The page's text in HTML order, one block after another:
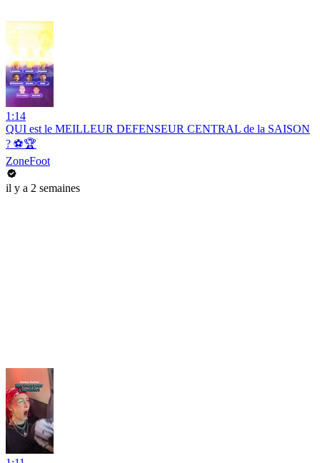
1:14
QUI est le MEILLEUR DEFENSEUR CENTRAL de la SAISON
? ⚽️🏆
ZoneFoot
il y a 2 semaines